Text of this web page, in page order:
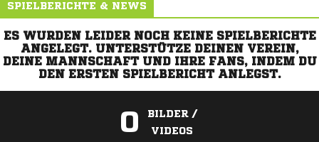
SPIELBERICHTE & NEWS
ES WURDEN LEIDER NOCH KEINE SPIELBERICHTE
ANGELEGT. UNTERSTÜTZE DEINEN VEREIN,
DEINE MANNSCHAFT UND IHRE FANS, INDEM DU
DEN ERSTEN SPIELBERICHT ANLEGST.
0
BILDER /
VIDEOS